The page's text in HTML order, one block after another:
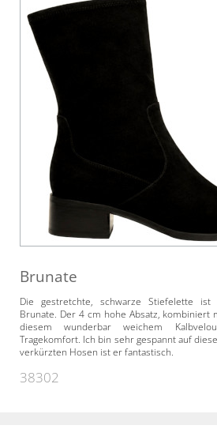
Brunate
Die gestretchte, schwarze Stiefelette ist
Brunate. Der 4 cm hohe Absatz, kombiniert
diesem wunderbar weichem
Tragekomfort. Ich bin sehr gespannt auf
verkürzten Hosen ist er fantastisch.
38302